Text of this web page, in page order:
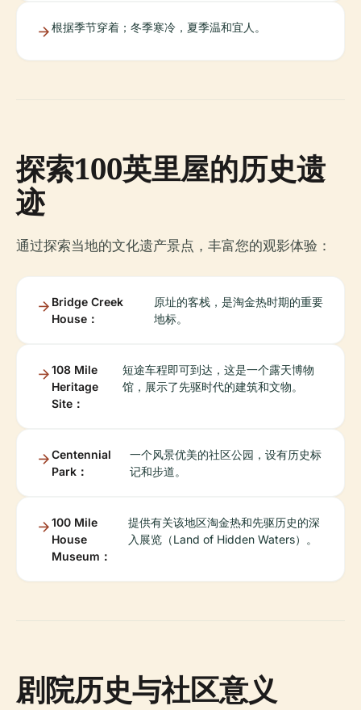
根据季节穿着；冬季寒冷，夏季温和宜人。
探索100英里屋的历史遗
迹
通过探索当地的文化遗产景点，丰富您的观影体验：
Bridge Creek
House：
原址的客栈，是淘金热时期的重要
地标。
108 Mile
Heritage
Site：
短途车程即可到达，这是一个露天博物
馆，展示了先驱时代的建筑和文物。
Centennial
Park：
一个风景优美的社区公园，设有历史标
记和步道。
100 Mile
House
Museum：
提供有关该地区淘金热和先驱历史的深
入展览（Land of Hidden Waters）。
剧院历史与社区意义